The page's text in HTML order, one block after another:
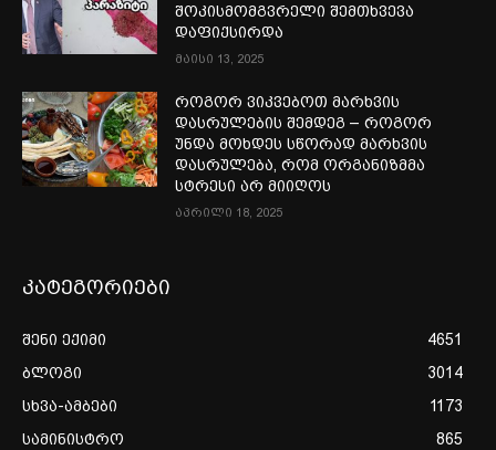
შოკისმომგვრელი შემთხვევა
დაფიქსირდა
მაისი 13, 2025
როგორ ვიკვებოთ მარხვის
დასრულების შემდეგ – როგორ
უნდა მოხდეს სწორად მარხვის
დასრულება, რომ ორგანიზმმა
სტრესი არ მიიღოს
აპრილი 18, 2025
კატეგორიები
შენი ექიმი
4651
ბლოგი
3014
სხვა-ამბები
1173
სამინისტრო
865